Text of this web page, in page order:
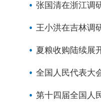
张国清在浙江调
王小洪在吉林调
夏粮收购陆续展
全国人民代表大
第十四届全国人